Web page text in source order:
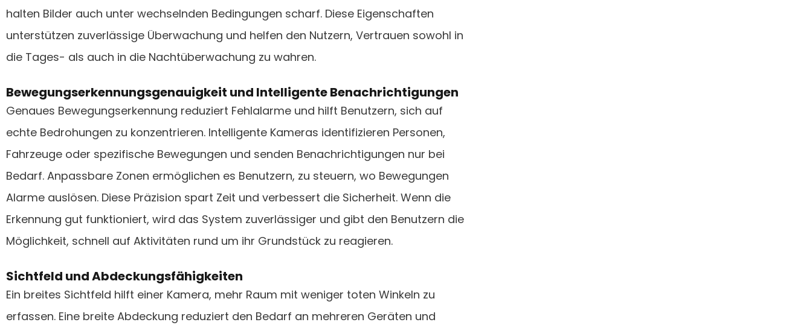
halten Bilder auch unter wechselnden Bedingungen scharf. Diese Eigenschaften
unterstützen zuverlässige Überwachung und helfen den Nutzern, Vertrauen sowohl in
die Tages- als auch in die Nachtüberwachung zu wahren.
Bewegungserkennungsgenauigkeit und Intelligente Benachrichtigungen
Genaues Bewegungserkennung reduziert Fehlalarme und hilft Benutzern, sich auf
echte Bedrohungen zu konzentrieren. Intelligente Kameras identifizieren Personen,
Fahrzeuge oder spezifische Bewegungen und senden Benachrichtigungen nur bei
Bedarf. Anpassbare Zonen ermöglichen es Benutzern, zu steuern, wo Bewegungen
Alarme auslösen. Diese Präzision spart Zeit und verbessert die Sicherheit. Wenn die
Erkennung gut funktioniert, wird das System zuverlässiger und gibt den Benutzern die
Möglichkeit, schnell auf Aktivitäten rund um ihr Grundstück zu reagieren.
Sichtfeld und Abdeckungsfähigkeiten
Ein breites Sichtfeld hilft einer Kamera, mehr Raum mit weniger toten Winkeln zu
erfassen. Eine breite Abdeckung reduziert den Bedarf an mehreren Geräten und